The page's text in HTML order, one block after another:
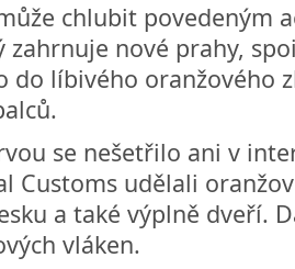
chlubit povedeným
zahrnuje nové prahy,
do líbivého oranžového
se nešetřilo ani v
Customs udělali
a také výplně dveří.
vláken.